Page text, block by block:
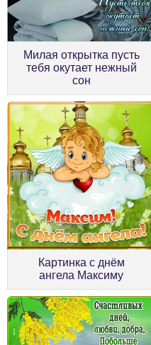
Милая открытка пусть
тебя окутает нежный
сон
Картинка с днём
ангела Максиму